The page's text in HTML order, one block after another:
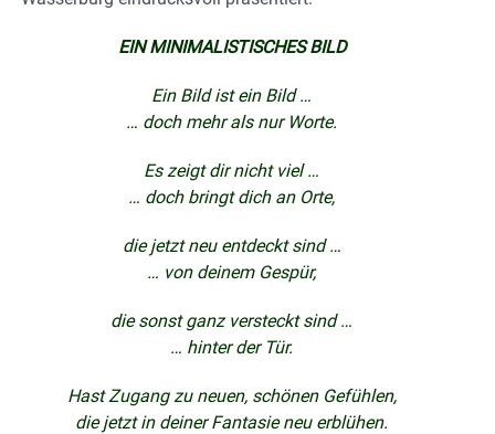
EIN MINIMALISTISCHES BILD
Ein Bild ist ein Bild …
… doch mehr als nur Worte.
Es zeigt dir nicht viel …
… doch bringt dich an Orte,
die jetzt neu entdeckt sind …
… von deinem Gespür,
die sonst ganz versteckt sind …
… hinter der Tür.
Hast Zugang zu neuen, schönen Gefühlen,
die jetzt in deiner Fantasie neu erblühen.